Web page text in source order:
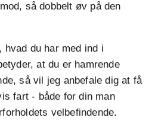
så dobbelt øv på den
hvad du har med ind i
at du er hamrende
så vil jeg anbefale dig at få
fart - både for din man
velbefindende.